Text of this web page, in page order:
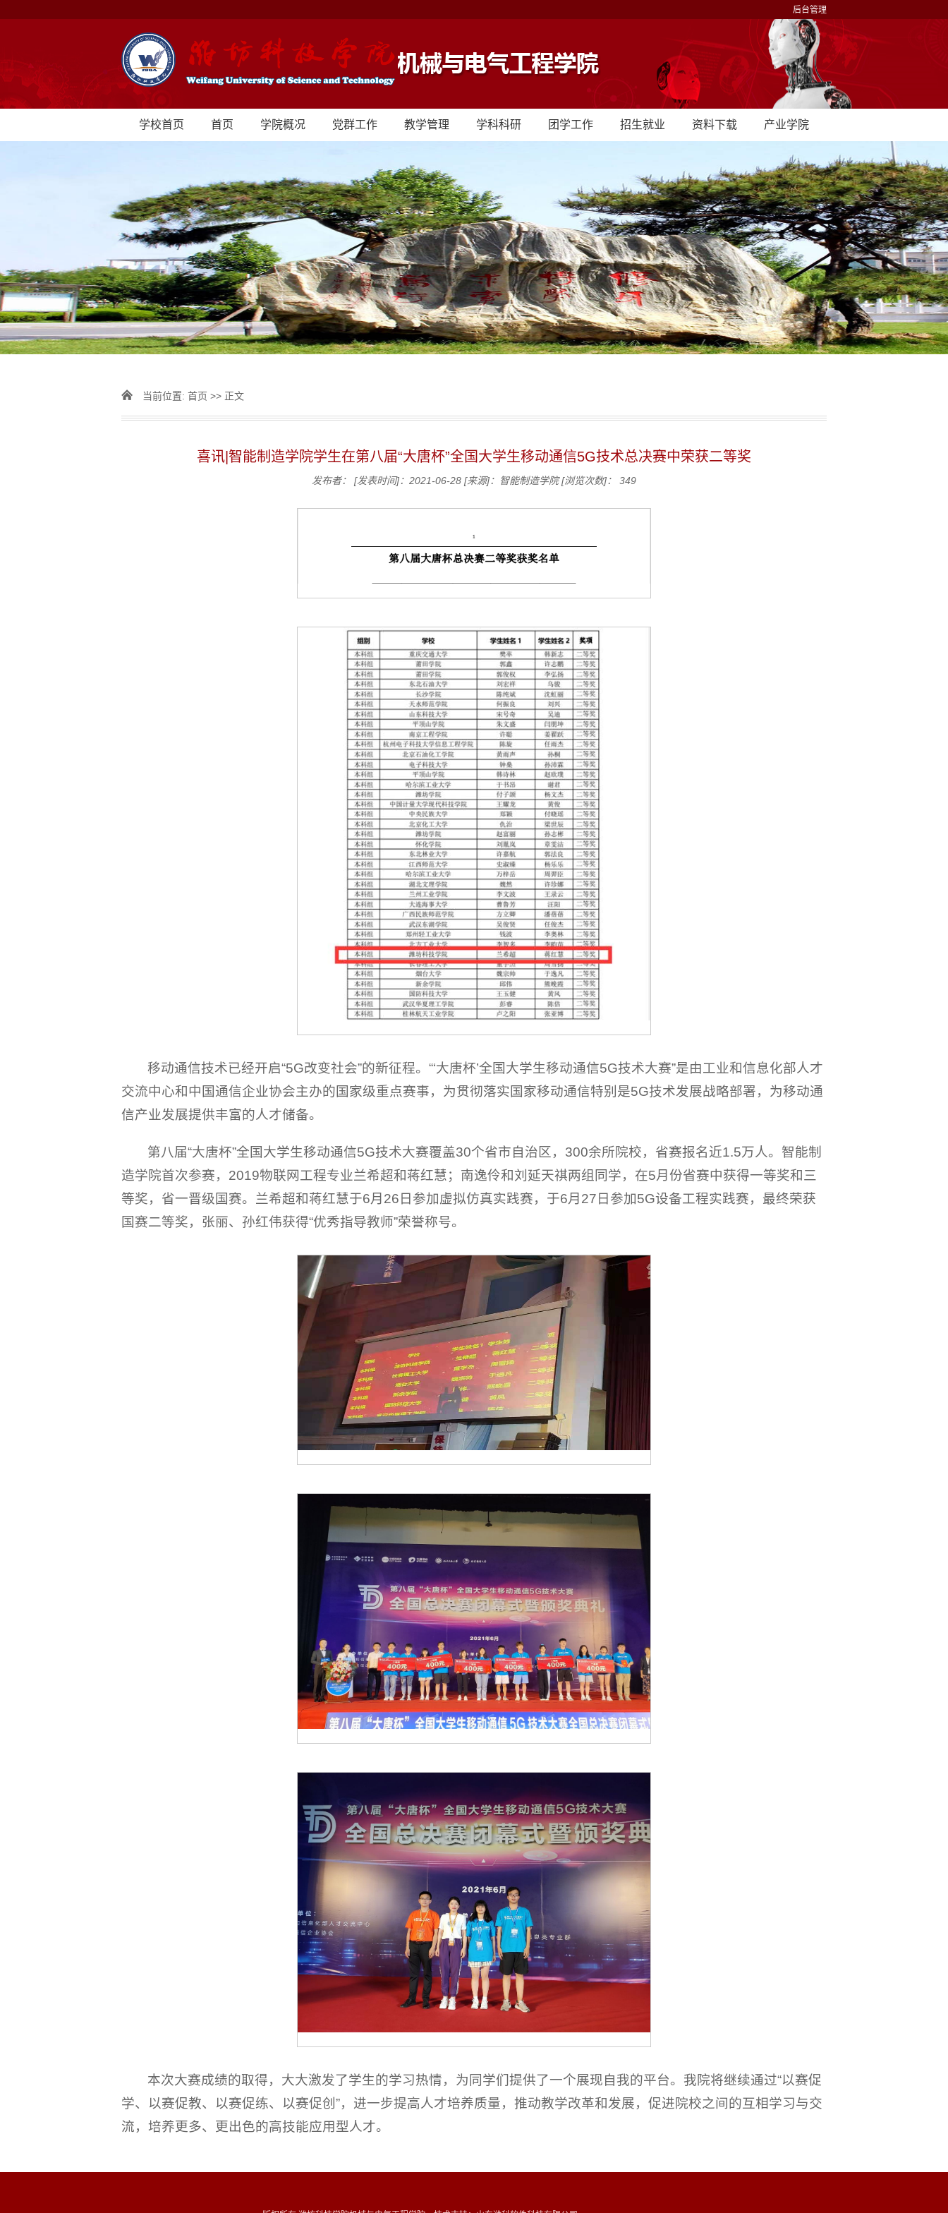
后台管理
学校首页 首页 学院概况 党群工作 教学管理 学科科研 团学工作 招生就业 资料下载 产业学院
当前位置: 首页 >> 正文
喜讯|智能制造学院学生在第八届“大唐杯”全国大学生移动通信5G技术总决赛中荣获二等奖
发布者： [发表时间]：2021-06-28 [来源]：智能制造学院[浏览次数]： 349
移动通信技术已经开启“5G改变社会”的新征程。“‘大唐杯’全国大学生移动通信5G技术大赛”是由工业和信息化部人才
交流中心和中国通信企业协会主办的国家级重点赛事，为贯彻落实国家移动通信特别是5G技术发展战略部署，为移动通
信产业发展提供丰富的人才储备。
第八届“大唐杯”全国大学生移动通信5G技术大赛覆盖30个省市自治区，300余所院校，省赛报名近1.5万人。智能制
造学院首次参赛，2019物联网工程专业兰希超和蒋红慧；南逸伶和刘延天祺两组同学，在5月份省赛中获得一等奖和三
等奖，省一晋级国赛。兰希超和蒋红慧于6月26日参加虚拟仿真实践赛，于6月27日参加5G设备工程实践赛，最终荣获
国赛二等奖，张丽、孙红伟获得“优秀指导教师”荣誉称号。
本次大赛成绩的取得，大大激发了学生的学习热情，为同学们提供了一个展现自我的平台。我院将继续通过“以赛促
学、以赛促教、以赛促练、以赛促创”，进一步提高人才培养质量，推动教学改革和发展，促进院校之间的互相学习与交
流，培养更多、更出色的高技能应用型人才。